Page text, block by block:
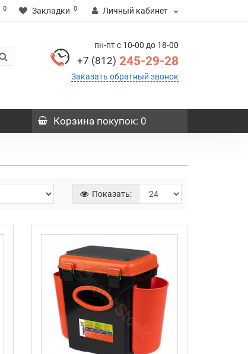
0 Закладки 0 Личный кабинет
пн-пт с 10-00 до 18-00
+7 (812) 245-29-28
Заказать обратный звонок
Корзина покупок: 0
Показать: